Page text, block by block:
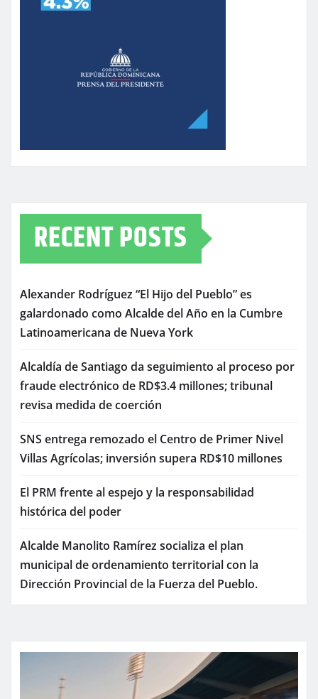
RECENT POSTS
Alexander Rodríguez “El Hijo del Pueblo” es
galardonado como Alcalde del Año en la Cumbre
Latinoamericana de Nueva York
Alcaldía de Santiago da seguimiento al proceso por
fraude electrónico de RD$3.4 millones; tribunal
revisa medida de coerción
SNS entrega remozado el Centro de Primer Nivel
Villas Agrícolas; inversión supera RD$10 millones
El PRM frente al espejo y la responsabilidad
histórica del poder
Alcalde Manolito Ramírez socializa el plan
municipal de ordenamiento territorial con la
Dirección Provincial de la Fuerza del Pueblo.